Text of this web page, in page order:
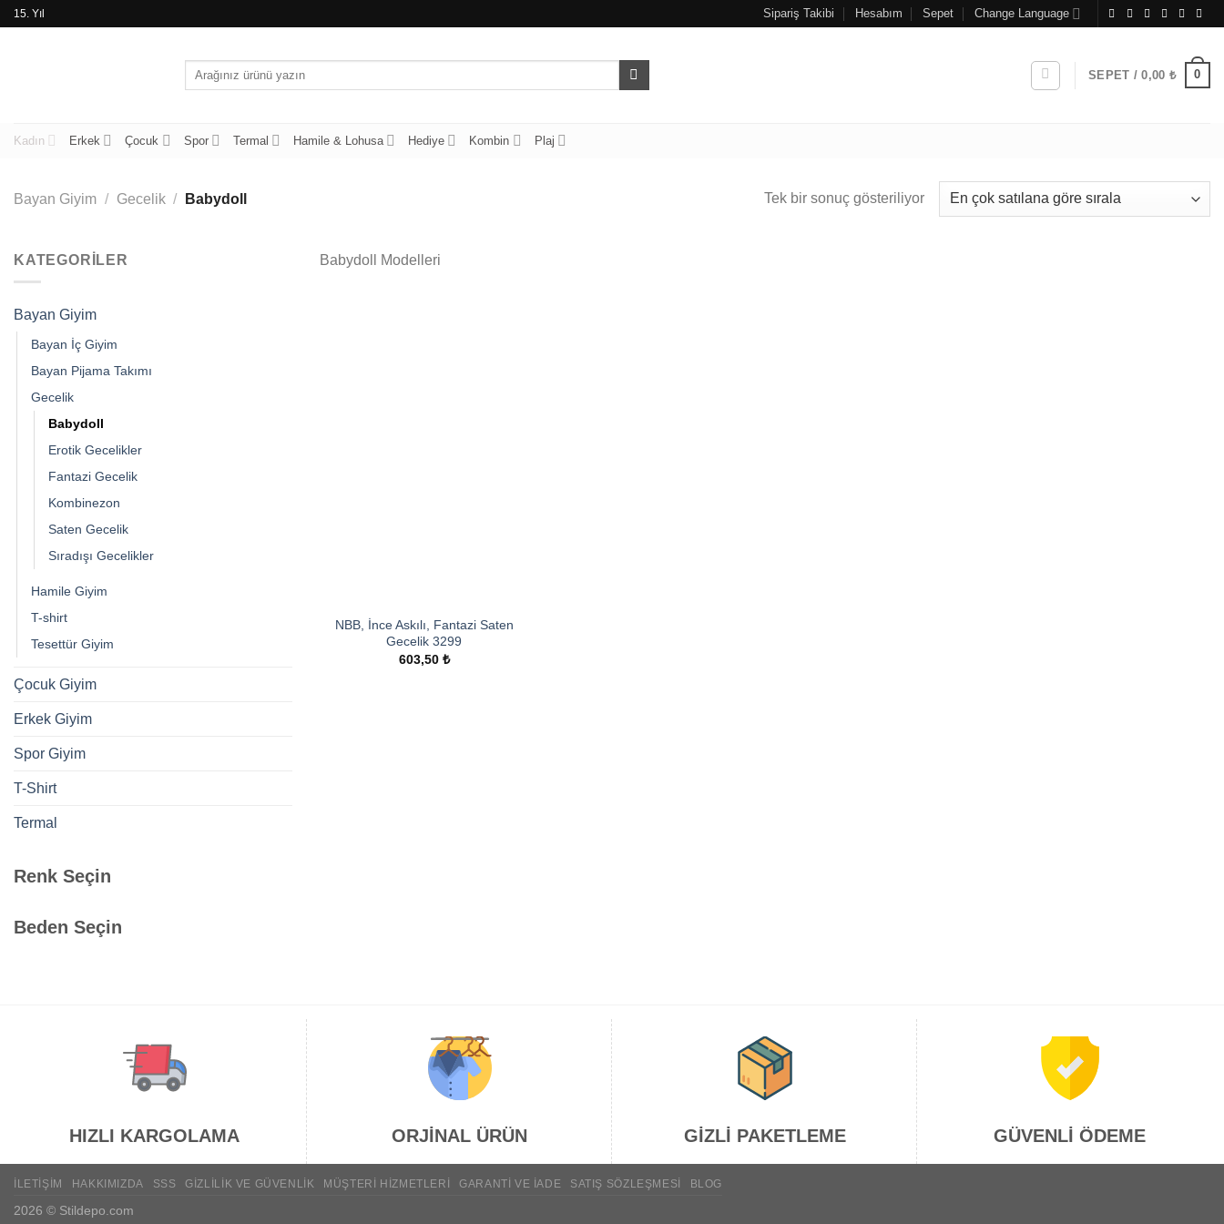
İçeriğe
15. Yıl Sipariş Takibi Hesabım Sepet Change Language
Ara:
SEPET /0,00 ₺ 0
Kadın Erkek Çocuk Spor Termal Hamile & Lohusa Hediye Kombin Plaj
Bayan Giyim / Gecelik / Babydoll Tek bir sonuç gösteriliyor
KATEGORILER
Bayan Giyim
Bayan İç Giyim
Bayan Pijama Takımı
Gecelik
Babydoll
Erotik Gecelikler
Fantazi Gecelik
Kombinezon
Saten Gecelik
Sıradışı Gecelikler
Hamile Giyim
T-shirt
Tesettür Giyim
Çocuk Giyim
Erkek Giyim
Spor Giyim
T-Shirt
Termal
Renk Seçin
Beden Seçin
Babydoll Modelleri
NBB, İnce Askılı, Fantazi Saten
Gecelik 3299
603,50 ₺
HIZLI KARGOLAMA ORJİNAL ÜRÜN GİZLİ PAKETLEME GÜVENLİ ÖDEME
İLETIŞIM HAKKIMIZDA SSS GIZLILIK VE GÜVENLIK MÜŞTERI HIZMETLERI GARANTI VE İADE SATIŞ SÖZLEŞMESI BLOG
2026 © Stildepo.com